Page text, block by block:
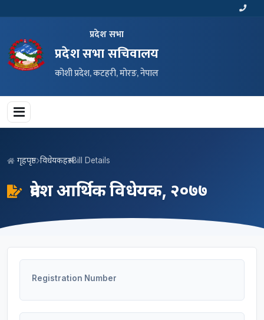
प्रदेश सभा
प्रदेश सभा सचिवालय
कोशी प्रदेश, कटहरी, मोरङ, नेपाल
गृहपृष्ठ विधेयकहरू Bill Details
प्रदेश आर्थिक विधेयक, २०७७
Registration Number